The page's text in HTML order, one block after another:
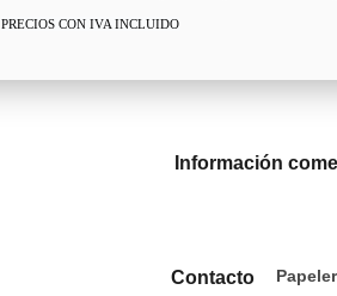
PRECIOS CON IVA INCLUIDO
Información
Contacto